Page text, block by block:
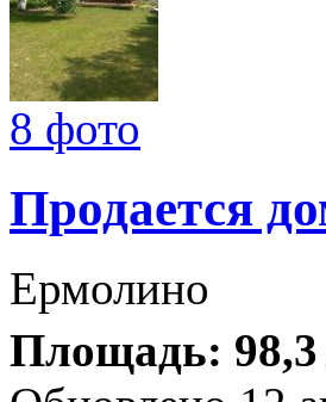
8 фото
Продается
Ермолино
Площадь: